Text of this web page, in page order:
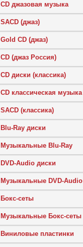
CD джазовая музыка
SACD (джаз)
Gold CD (джаз)
CD (джаз Россия)
CD диски (классика)
CD классическая музыка
SACD (классика)
Blu-Ray диски
Музыкальные Blu-Ray
DVD-Audio диски
Музыкальные DVD-Audio
Бокс-сеты
Музыкальные Бокс-сеты
Виниловые пластинки